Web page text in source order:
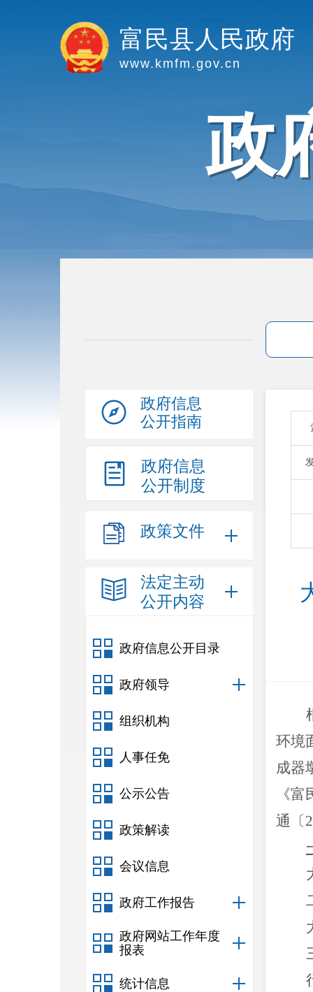
富民县人民政府
www.kmfm.gov.cn
政
政府信息
公开指南
政府信息
公开制度
政策文件
法定主动
公开内容
政府信息公开目录
政府领导
组织机构
人事任免
公示公告
政策解读
会议信息
政府工作报告
政府网站工作年度
报表
统计信息
环境
成器
《
通〔